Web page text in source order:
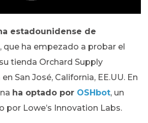
estadounidense de
, que ha empezado a probar el
tienda Orchard Supply
San José, California, EE.UU. En
ha optado por OSHbot, un
por Lowe’s Innovation Labs.